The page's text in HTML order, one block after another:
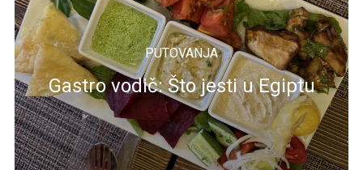
PUTOVANJA
Gastro vodič: Što jesti u Egiptu